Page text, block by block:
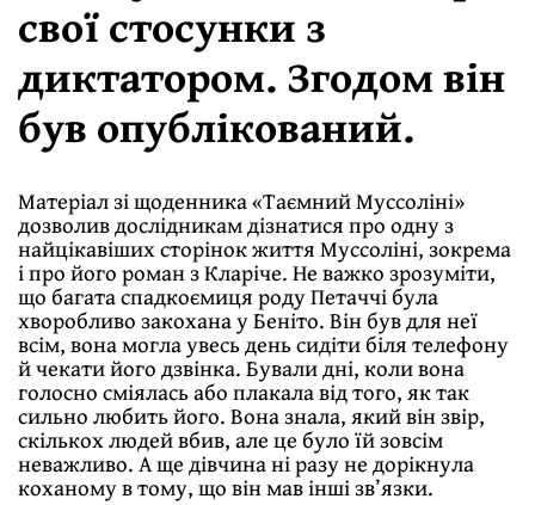
свої стосунки з
диктатором. Згодом він
був опублікований.
Матеріал зі щоденника «Таємний Муссоліні»
дозволив дослідникам дізнатися про одну з
найцікавіших сторінок життя Муссоліні, зокрема
і про його роман з Кларіче. Не важко зрозуміти,
що багата спадкоємиця роду Петаччі була
хворобливо закохана у Беніто. Він був для неї
всім, вона могла увесь день сидіти біля телефону
й чекати його дзвінка. Бували дні, коли вона
голосно сміялась або плакала від того, як так
сильно любить його. Вона знала, який він звір,
скількох людей вбив, але це було їй зовсім
неважливо. А ще дівчина ні разу не дорікнула
коханому в тому, що він мав інші зв’язки.